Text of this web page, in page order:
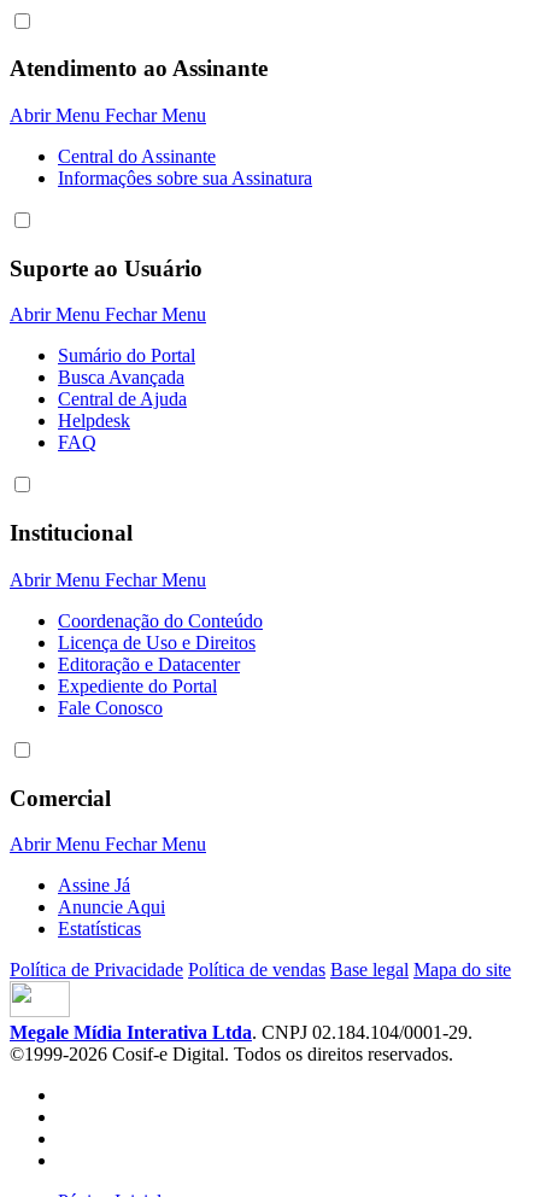
Atendimento ao Assinante
Abrir Menu Fechar Menu
Central do Assinante
Informaçôes sobre sua Assinatura
Suporte ao Usuário
Abrir Menu Fechar Menu
Sumário do Portal
Busca Avançada
Central de Ajuda
Helpdesk
FAQ
Institucional
Abrir Menu Fechar Menu
Coordenação do Conteúdo
Licença de Uso e Direitos
Editoração e Datacenter
Expediente do Portal
Fale Conosco
Comercial
Abrir Menu Fechar Menu
Assine Já
Anuncie Aqui
Estatísticas
Política de Privacidade Política de vendas Base legal Mapa do site
Megale Mídia Interativa Ltda. CNPJ 02.184.104/0001-29.
©1999-2026 Cosif-e Digital. Todos os direitos reservados.